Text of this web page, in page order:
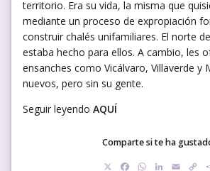
territorio. Era su vida, la misma que
mediante un proceso de expropiación
construir chalés unifamiliares. El norte
estaba hecho para ellos. A cambio, les
ensanches como Vicálvaro, Villaverde y
nuevos, pero sin su gente.
Seguir leyendo AQUÍ
Comparte si te ha
Facebook
WhatsApp
LinkedIn
Email